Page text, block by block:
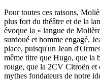
Pour toutes ces raisons,
plus fort du théâtre et de la
évoque la « langue de
surdoué et homme engagé,
place, puisqu'un Jean
même titre que Hugo, que la
rouge, que la 2CV Citroën et
mythes fondateurs de notre